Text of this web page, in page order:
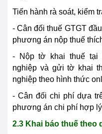
Tiến hành rà soát, kiểm
- Cân đối thuế GTGT
phương án nộp thuế
- Nộp tờ khai thuế tại
nghiệp và gửi tờ khai
nghiệp theo hình thức
- Cân đối chi phí dựa
phương án chi phí hợp
2.3 Khai báo thuế theo